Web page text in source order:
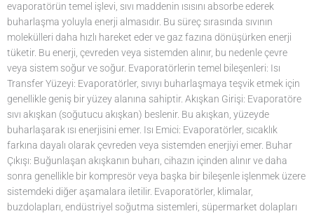
evaporatörün temel işlevi, sıvı maddenin ısısını absorbe ederek
buharlaşma yoluyla enerji almasıdır. Bu süreç sırasında sıvının
molekülleri daha hızlı hareket eder ve gaz fazına dönüşürken enerji
tüketir. Bu enerji, çevreden veya sistemden alınır, bu nedenle çevre
veya sistem soğur ve soğur. Evaporatörlerin temel bileşenleri: Isı
Transfer Yüzeyi: Evaporatörler, sıvıyı buharlaşmaya teşvik etmek için
genellikle geniş bir yüzey alanına sahiptir. Akışkan Girişi: Evaporatöre
sıvı akışkan (soğutucu akışkan) beslenir. Bu akışkan, yüzeyde
buharlaşarak ısı enerjisini emer. Isı Emici: Evaporatörler, sıcaklık
farkına dayalı olarak çevreden veya sistemden enerjiyi emer. Buhar
Çıkışı: Buğunlaşan akışkanın buharı, cihazın içinden alınır ve daha
sonra genellikle bir kompresör veya başka bir bileşenle işlenmek üzere
sistemdeki diğer aşamalara iletilir. Evaporatörler, klimalar,
buzdolapları, endüstriyel soğutma sistemleri, süpermarket dolapları